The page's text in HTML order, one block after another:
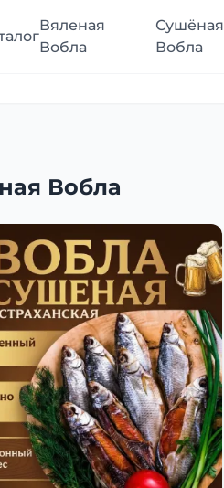
Вяленая
Вобла
Сушёная
Вобла
Вобла